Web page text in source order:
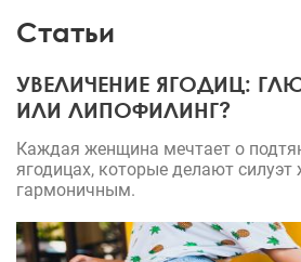
Статьи
УВЕЛИЧЕНИЕ ЯГОДИЦ:
ИЛИ ЛИПОФИЛИНГ?
Каждая женщина мечтает о
ягодицах, которые делают
гармоничным.